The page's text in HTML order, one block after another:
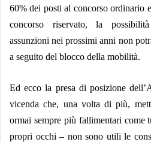
60% dei posti al concorso ordinario
concorso riservato, la
assunzioni nei prossimi anni non
a seguito del blocco della mobilità.
Ed ecco la presa di posizione
vicenda che, una volta di più,
ormai sempre più fallimentari come
propri occhi – non sono utili le